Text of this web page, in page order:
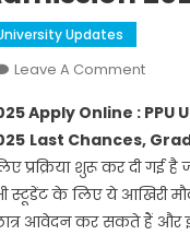
Updates
Leave A CommentOn
UG
Spot
2025
Apply Online : PPU
Last Chances,
शुरू कर दी गई है
स्टूडेंट के लिए ये आखिरी
आवेदन कर सकते हैं और